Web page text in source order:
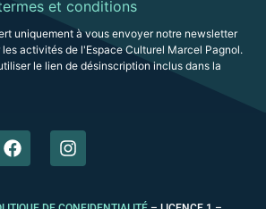
et conditions
uniquement à vous envoyer notre newsletter
activités de l'Espace Culturel Marcel Pagnol.
le lien de désinscription inclus dans la